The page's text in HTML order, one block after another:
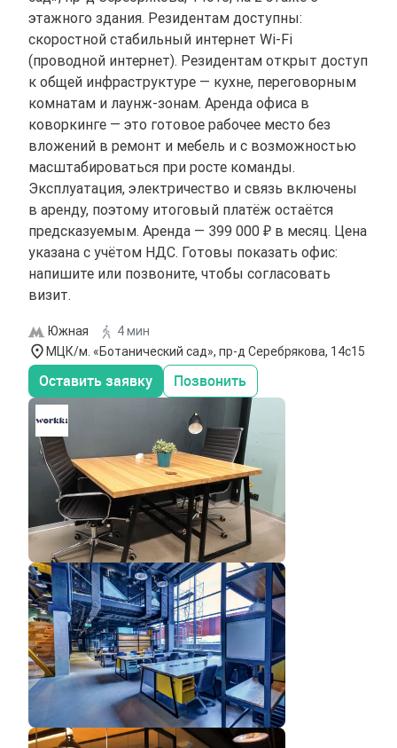
этажного здания. Резидентам доступны:
скоростной стабильный интернет Wi-Fi
(проводной интернет). Резидентам открыт доступ
к общей инфраструктуре — кухне, переговорным
комнатам и лаунж-зонам. Аренда офиса в
коворкинге — это готовое рабочее место без
вложений в ремонт и мебель и с возможностью
масштабироваться при росте команды.
Эксплуатация, электричество и связь включены
в аренду, поэтому итоговый платёж остаётся
предсказуемым. Аренда — 399 000 ₽ в месяц. Цена
указана с учётом НДС. Готовы показать офис:
напишите или позвоните, чтобы согласовать
визит.
Южная
4 мин
МЦК/м. «Ботанический сад», пр-д Серебрякова, 14с15
Оставить заявку Позвонить